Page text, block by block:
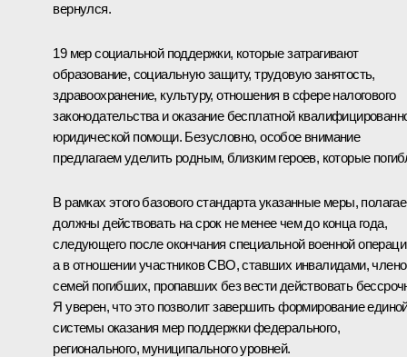
вернулся.
19 мер социальной поддержки, которые затрагивают
образование, социальную защиту, трудовую занятость,
здравоохранение, культуру, отношения в сфере налогового
законодательства и оказание бесплатной
юридической помощи. Безусловно, особое внимание
предлагаем уделить родным, близким героев, которые
В рамках этого базового стандарта указанные меры,
должны действовать на срок не менее чем до конца года,
следующего после окончания специальной военной
а в отношении участников СВО, ставших инвалидами,
семей погибших, пропавших без вести действовать
Я уверен, что это позволит завершить формирование
системы оказания мер поддержки федерального,
регионального, муниципального уровней.